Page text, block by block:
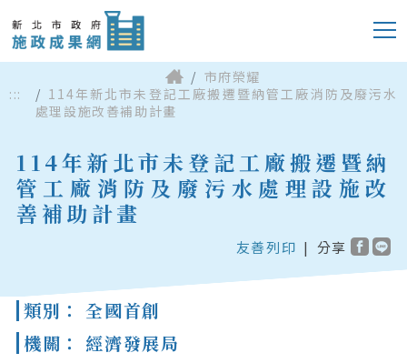
:::
市府榮耀
114年新北市未登記工廠搬遷暨納管工廠消防及廢污水
處理設施改善補助計畫
114年新北市未登記工廠搬遷暨納
管工廠消防及廢污水處理設施改
善補助計畫
友善列印 | 分享
類別： 全國首創
機關： 經濟發展局